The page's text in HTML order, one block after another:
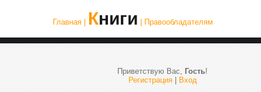
Главная | Книги | Правообладателям
Приветствую Вас, Гость!
Регистрация| Вход